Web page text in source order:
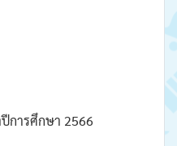
การศึกษา 2566